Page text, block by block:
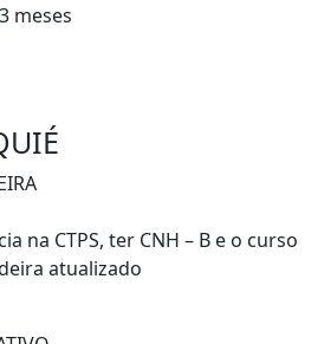
meses
na CTPS, ter CNH – B e o curso
atualizado